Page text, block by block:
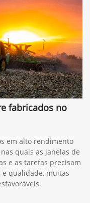
fabricados no
em alto rendimento
quais as janelas de
e as tarefas precisam
qualidade, muitas